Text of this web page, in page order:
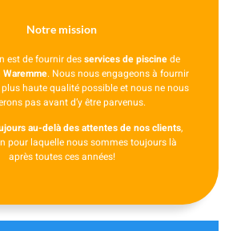
Notre mission
est de fournir desservices de piscinede
Waremme. Nous nous engageons à fournir
haute qualité possible et nous ne nous
pas avant d’y être parvenus.
au-delà des attentes de nos clients,
pour laquelle nous sommes toujours là
après toutes ces années!